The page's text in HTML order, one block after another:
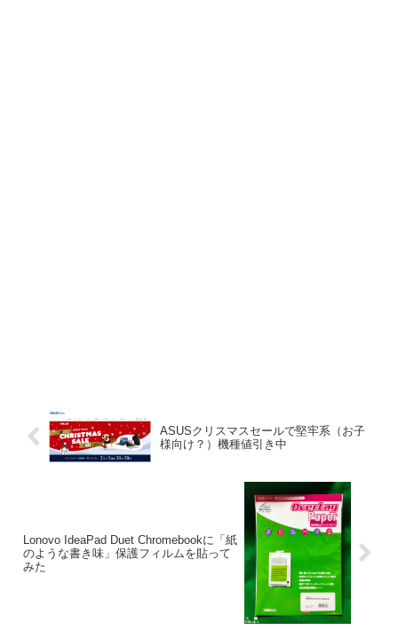
ASUSクリスマスセールで堅牢系（お子
様向け？）機種値引き中
Lonovo IdeaPad Duet Chromebookに「紙
のような書き味」保護フィルムを貼って
みた